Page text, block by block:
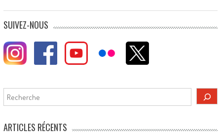
SUIVEZ-NOUS
Rechercher
ARTICLES RÉCENTS